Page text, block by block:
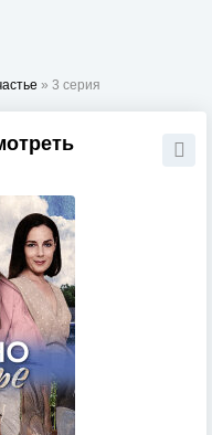
» 3 серия